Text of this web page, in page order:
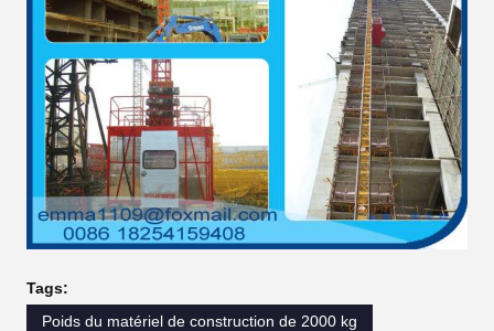
Tags:
Poids du matériel de construction de 2000 kg